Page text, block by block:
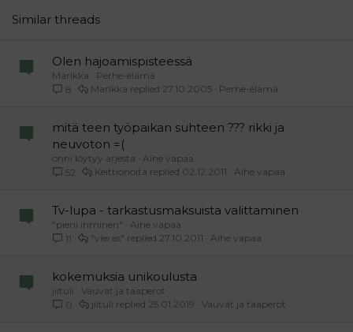
26
Similar threads
Olen hajoamispisteessä
Marikka
Perhe-elämä
8
Perhe-elämä
27.10.2005
Marikka
mitä teen työpaikan suhteen ??? rikki ja
neuvoton =(
onni löytyy arjesta
Aihe vapaa
52
Aihe vapaa
02.12.2011
Keittiönoita
Tv-lupa - tarkastusmaksuista valittaminen
"pieni ihminen"
Aihe vapaa
11
Aihe vapaa
27.10.2011
"vieras"
kokemuksia unikoulusta
jiituli
Vauvat ja taaperot
0
Vauvat ja taaperot
25.01.2019
jiituli